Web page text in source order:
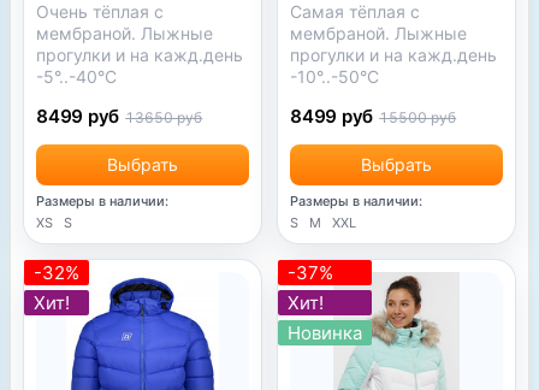
Очень тёплая с
мембраной. Лыжные
прогулки и на кажд.день
-5°..-40°С
Выбрать
8499 руб 13650 руб
Размеры в наличии:
XS
S
Самая тёплая с
мембраной. Лыжные
прогулки и на кажд.день
-10°..-50°С
Выбрать
8499 руб 15500 руб
Размеры в наличии:
S
M XXL
-32%
Хит!
-37%
Хит!
Новинка